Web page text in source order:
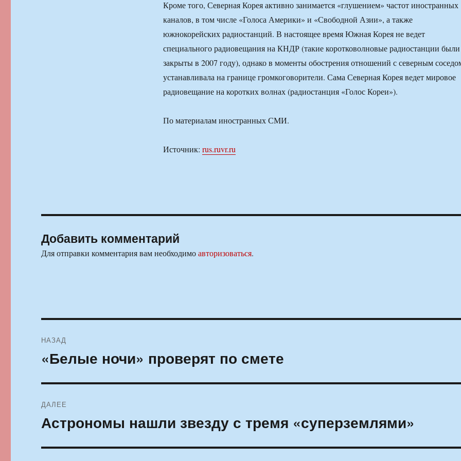
Кроме того, Северная Корея активно занимается «глушением» частот иностранных
каналов, в том числе «Голоса Америки» и «Свободной Азии», а также
южнокорейских радиостанций. В настоящее время Южная Корея не ведет
специального радиовещания на КНДР (такие коротковолновые радиостанции были
закрыты в 2007 году), однако в моменты обострения отношений с северным
устанавливала на границе громкоговорители. Сама Северная Корея ведет мировое
радиовещание на коротких волнах (радиостанция «Голос Кореи»).
По материалам иностранных СМИ.
Источник: rus.ruvr.ru
Добавить комментарий
Для отправки комментария вам необходимоавторизоваться.
по
НАЗАД
Предыдущая
«Белые ночи» проверят по смете
ДАЛЕЕ
Следующая
запись:
Астрономы нашли звезду с тремя «суперземлями»